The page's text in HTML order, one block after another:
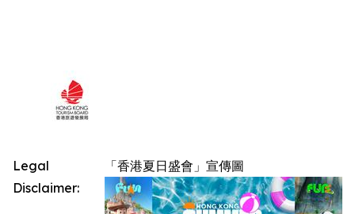
「香港夏日盛會」宣傳圖
Legal
Disclaimer: